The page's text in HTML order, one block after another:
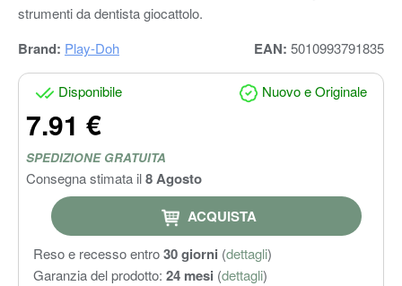
strumenti da dentista giocattolo.
Brand: Play-Doh EAN: 5010993791835
Disponibile Nuovo e Originale
7.91 €
SPEDIZIONE GRATUITA
Consegna stimata il8 Agosto
ACQUISTA
Reso e recesso entro30 giorni (dettagli)
Garanzia del prodotto: 24 mesi (dettagli)